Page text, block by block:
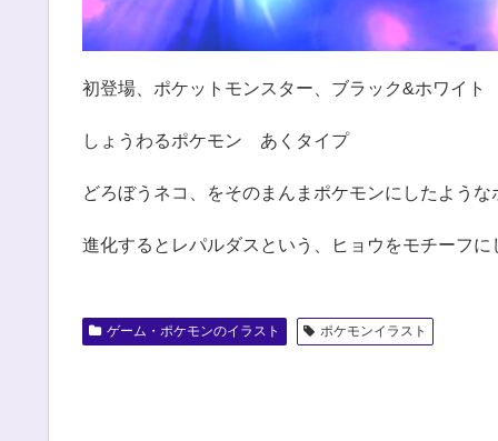
初登場、ポケットモンスター、ブラック&ホワイト
しょうわるポケモン あくタイプ
どろぼうネコ、をそのまんまポケモンにしたよう
進化するとレパルダスという、ヒョウをモチーフ
ゲーム・ポケモンのイラスト ポケモンイラスト